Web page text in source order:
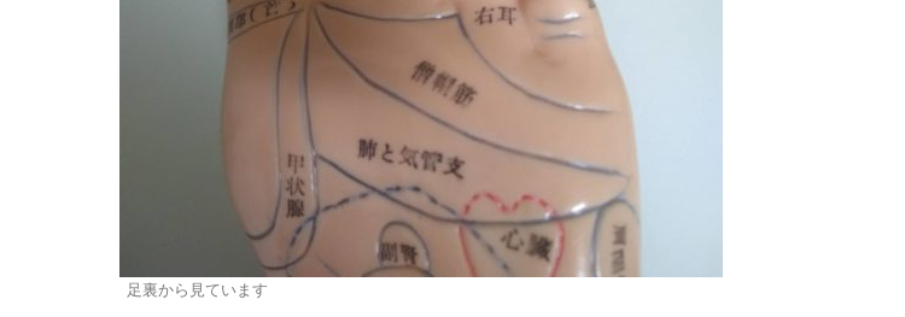
足裏から見ています